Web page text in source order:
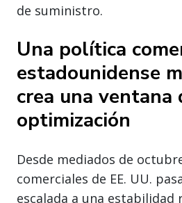
de suministro.
Una política
estadounidense
crea una ventana
optimización
Desde mediados de
comerciales de EE. UU.
escalada a una estabilidad